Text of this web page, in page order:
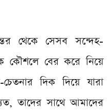
থেকে সেসব সন্দেহ-
কৌশলে বের করে নিয়ে
দিক দিয়ে যারা
তাদের সাথে আমাদের